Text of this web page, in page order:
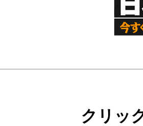
クリッ